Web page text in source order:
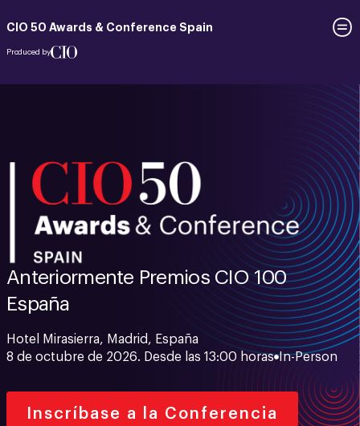
CIO 50 Awards & Conference Spain
Produced by
Anteriormente Premios CIO 100
España
Hotel Mirasierra, Madrid, España
8 de octubre de 2026. Desde las 13:00 horas In-Person
Inscríbase a la Conferencia